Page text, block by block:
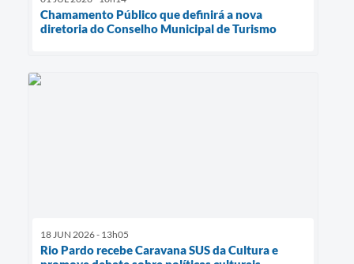
Chamamento Público que definirá a nova
diretoria do Conselho Municipal de Turismo
18 JUN 2026 - 13h05
Rio Pardo recebe Caravana SUS da Cultura e